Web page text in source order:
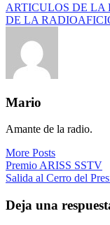
ARTICULOS DE LA
DE LA
Mario
Amante de la radio.
More Posts
Navegación
de
entradas
Premio ARISS SSTV
Salida al Cerro del
Deja una